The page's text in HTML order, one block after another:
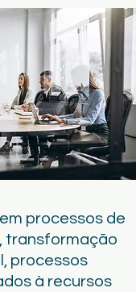
processos de
transformação
processos
à recursos